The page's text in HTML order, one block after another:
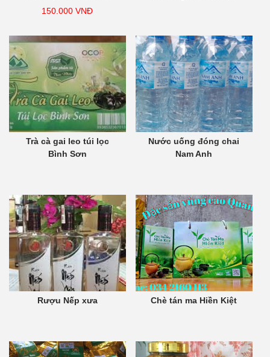
150.000VNĐ
Trà cà gai leo túi lọc
Bình Sơn
Nước uống đóng chai
Nam Anh
Rượu Nếp xưa Chè tán ma Hiền Kiệt